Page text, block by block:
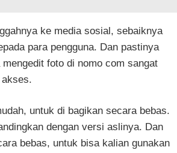
ke media sosial, sebaiknya
para pengguna. Dan pastinya
foto di nomo com sangat
untuk di bagikan secara bebas.
dengan versi aslinya. Dan
bebas, untuk bisa kalian gunakan